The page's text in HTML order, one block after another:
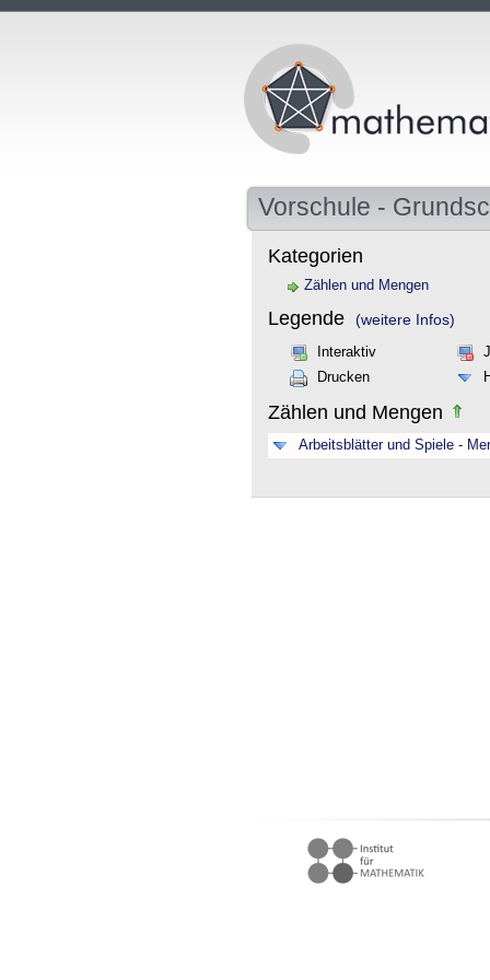
Vorschule -
Kategorien
Zählen und Mengen
Legende (weitere Infos)
Interaktiv
Drucken
Zählen und Mengen
Arbeitsblätter und Spiele -